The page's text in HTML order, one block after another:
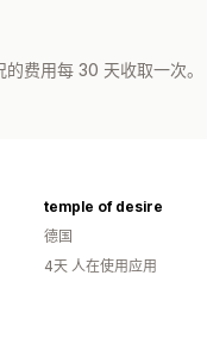
费用每 30 天收取一次。
temple of desire
德国
4天 人在使用应用